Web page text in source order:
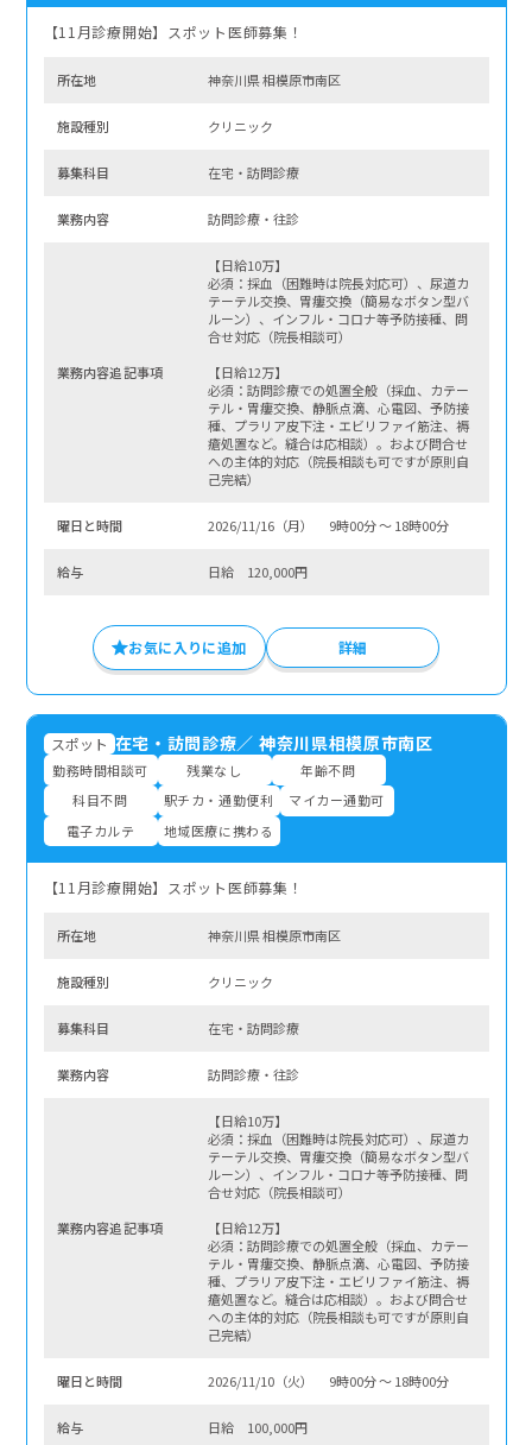
【11月診療開始】スポット医師募集！
所在地 神奈川県 相模原市南区
施設種別 クリニック
募集科⽬ 在宅・訪問診療
業務内容 訪問診療・往診
業務内容追記事項
【日給10万】
必須：採血（困難時は院長対応可）、尿道カ
テーテル交換、胃瘻交換（簡易なボタン型バ
ルーン）、インフル・コロナ等予防接種、問
合せ対応（院長相談可）
【日給12万】
必須：訪問診療での処置全般（採血、カテー
テル・胃瘻交換、静脈点滴、心電図、予防接
種、プラリア皮下注・エビリファイ筋注、褥
瘡処置など。縫合は応相談）。および問合せ
への主体的対応（院長相談も可ですが原則自
己完結）
曜⽇と時間 2026/11/16（月） 9時00分 〜 18時00分
給与 日給 120,000円
お気に入りに追加 詳細
スポット 在宅・訪問診療／ 神奈川県相模原市南区
勤務時間相談可 残業なし
年齢不問
科目不問
駅チカ・通勤便利
マイカー通勤可
電子カルテ
地域医療に携わる
【11月診療開始】スポット医師募集！
所在地 神奈川県 相模原市南区
施設種別 クリニック
募集科⽬ 在宅・訪問診療
業務内容 訪問診療・往診
業務内容追記事項
【日給10万】
必須：採血（困難時は院長対応可）、尿道カ
テーテル交換、胃瘻交換（簡易なボタン型バ
ルーン）、インフル・コロナ等予防接種、問
合せ対応（院長相談可）
【日給12万】
必須：訪問診療での処置全般（採血、カテー
テル・胃瘻交換、静脈点滴、心電図、予防接
種、プラリア皮下注・エビリファイ筋注、褥
瘡処置など。縫合は応相談）。および問合せ
への主体的対応（院長相談も可ですが原則自
己完結）
曜⽇と時間 2026/11/10（火） 9時00分 〜 18時00分
給与 日給 100,000円